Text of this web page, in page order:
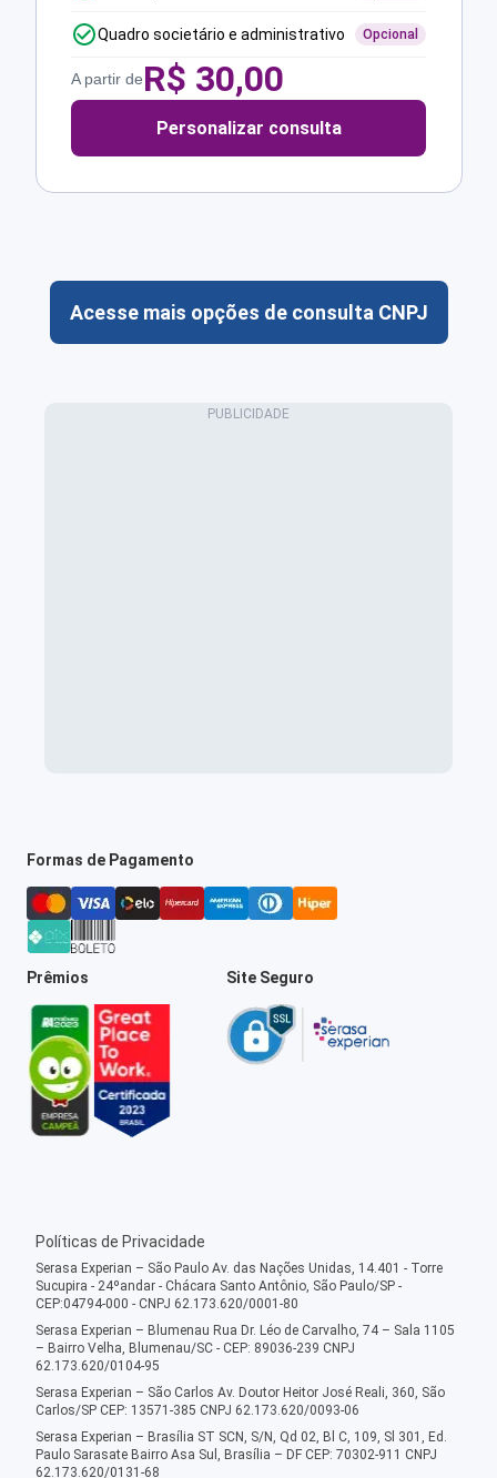
Quadro societário e administrativo Opcional
A partir deR$ 30,00
Personalizar consulta
Acesse mais opções de consulta CNPJ
Formas de Pagamento
Prêmios Site Seguro
Políticas de Privacidade
Serasa Experian – São Paulo Av. das Nações Unidas, 14.401 - Torre
Sucupira - 24ºandar - Chácara Santo Antônio, São Paulo/SP -
CEP:04794-000 - CNPJ 62.173.620/0001-80
Serasa Experian – Blumenau Rua Dr. Léo de Carvalho, 74 – Sala 1105
– Bairro Velha, Blumenau/SC - CEP: 89036-239 CNPJ
62.173.620/0104-95
Serasa Experian – São Carlos Av. Doutor Heitor José Reali, 360, São
Carlos/SP CEP: 13571-385 CNPJ 62.173.620/0093-06
Serasa Experian – Brasília ST SCN, S/N, Qd 02, Bl C, 109, Sl 301, Ed.
Paulo Sarasate Bairro Asa Sul, Brasília – DF CEP: 70302-911 CNPJ
62.173.620/0131-68